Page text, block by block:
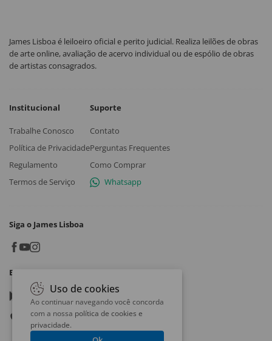
James Lisboa é leiloeiro oficial e perito judicial. Realiza leilões de obras
de arte online, avaliação de acervo individual ou de espólio de obras
de artistas consagrados.
Institucional
Trabalhe Conosco
Política de Privacidade
Regulamento
Termos de Serviço
Suporte
Contato
Perguntas Frequentes
Como Comprar
Whatsapp
Siga o James Lisboa
Baixe o App
Google play
App store
Uso de cookies
Ao continuar navegando você concorda
com a nossa política de cookies e
privacidade.